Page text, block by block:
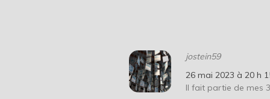
jostein59
26 mai 2023 à 20 h
Il fait partie de mes